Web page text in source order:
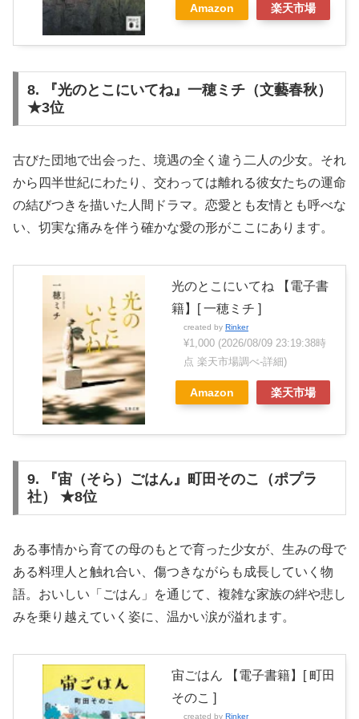
Amazon 楽天市場
8. 『光のとこにいてね』一穂ミチ（文藝春秋）
★3位
古びた団地で出会った、境遇の全く違う二人の少女。それ
から四半世紀にわたり、交わっては離れる彼女たちの運命
の結びつきを描いた人間ドラマ。恋愛とも友情とも呼べな
い、切実な痛みを伴う確かな愛の形がここにあります。
光のとこにいてね 【電子書
籍】[ 一穂ミチ ]
created by Rinker
¥1,000 (2026/08/09 23:19:38時
点 楽天市場調べ-詳細)
Amazon 楽天市場
9. 『宙（そら）ごはん』町田そのこ（ポプラ
社） ★8位
ある事情から育ての母のもとで育った少女が、生みの母で
ある料理人と触れ合い、傷つきながらも成長していく物
語。おいしい「ごはん」を通じて、複雑な家族の絆や悲し
みを乗り越えていく姿に、温かい涙が溢れます。
宙ごはん 【電子書籍】[ 町田
そのこ ]
created by Rinker